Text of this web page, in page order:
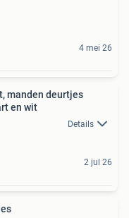
4 mei 26
manden deurtjes
en wit
Details
2 jul 26